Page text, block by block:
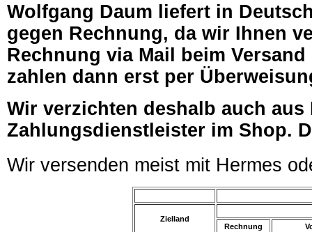
Wolfgang Daum liefert in
gegen Rechnung, da wir Ihnen
Rechnung via Mail beim
zahlen dann erst per
Wir verzichten deshalb auch
Zahlungsdienstleister im Shop.
Wir versenden meist mit Hermes
Zielland
Rechnung